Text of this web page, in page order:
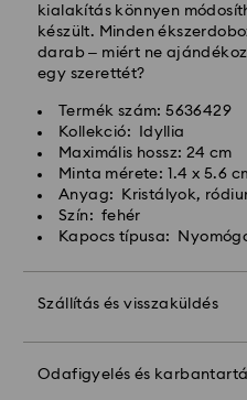
kialakítás könnyen
készült. Minden
darab – miért ne
egy szerettét?
Termék szám: 5636429
Kollekció: Idyllia
Maximális hossz: 24 cm
Minta mérete: 1.4 x 5.6
Anyag: Kristályok,
Szín: fehér
Kapocs típusa:
Szállítás és visszaküldés
Expressz kiszállítási - FedEx
A hétfőtől péntekig, CET
megrendeléseket még
kiszállítjuk.
Expressz szállítási idő: 1
szállítás után
Expressz szállítási költség:
A Swarovski nem szállít
A Crystal Myriad,
termékek, kérjük, vegye
Odafigyelés és
Még egy személyes